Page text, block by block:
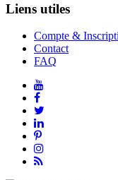
Liens utiles
Compte &
Contact
FAQ